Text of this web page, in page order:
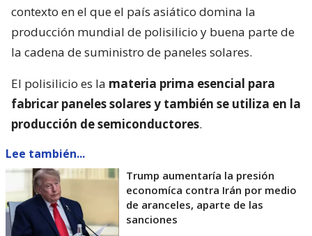
contexto en el que el país asiático domina la
producción mundial de polisilicio y buena parte de
la cadena de suministro de paneles solares.
El polisilicio es la materia prima esencial para
fabricar paneles solares y también se utiliza en la
producción de semiconductores.
Lee también...
Trump aumentaría la presión
economíca contra Irán por medio
de aranceles, aparte de las
sanciones